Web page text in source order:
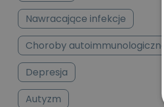
Nawracające infekcje
Choroby autoimmunologiczne
Depresja
Autyzm